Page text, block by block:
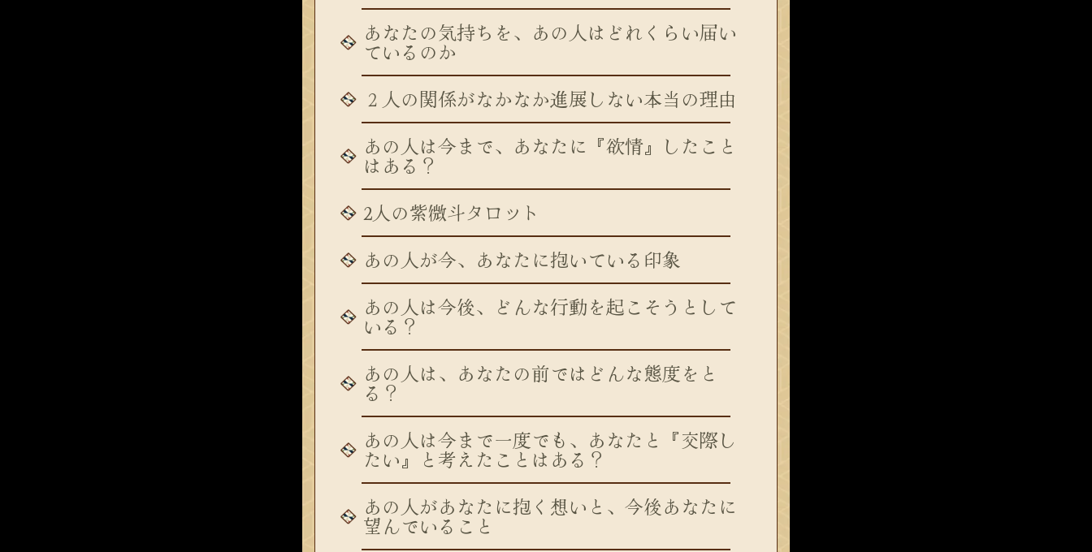
あなたの気持ちを、あの人はどれくらい届い
ているのか
２人の関係がなかなか進展しない本当の理由
あの人は今まで、あなたに『欲情』したこと
はある？
2人の紫微斗タロット
あの人が今、あなたに抱いている印象
あの人は今後、どんな行動を起こそうとして
いる？
あの人は、あなたの前ではどんな態度をと
る？
あの人は今まで一度でも、あなたと『交際し
たい』と考えたことはある？
あの人があなたに抱く想いと、今後あなたに
望んでいること